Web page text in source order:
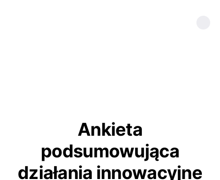
Ankieta
podsumowująca
działania innowacyjne